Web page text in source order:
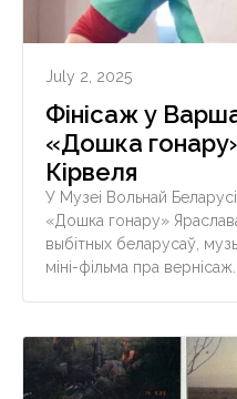
July 2, 2025
Фінісаж у
«Дошка
Кірвеля
У Музеі Вольнай
«Дошка гонару»
выбітных беларусаў,
міні-фільма пра вернісаж.